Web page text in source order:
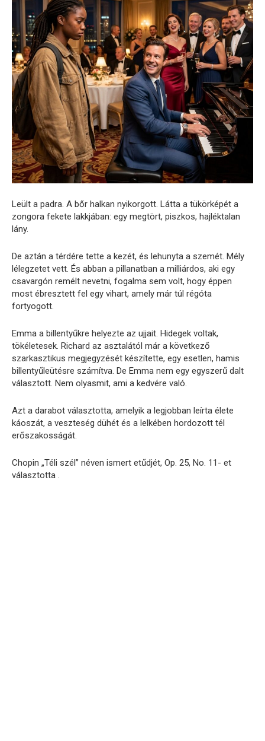
Leült a padra. A bőr halkan nyikorgott. Látta a tükörképét a
zongora fekete lakkjában: egy megtört, piszkos, hajléktalan
lány.
De aztán a térdére tette a kezét, és lehunyta a szemét. Mély
lélegzetet vett. És abban a pillanatban a milliárdos, aki egy
csavargón remélt nevetni, fogalma sem volt, hogy éppen
most ébresztett fel egy vihart, amely már túl régóta
fortyogott.
Emma a billentyűkre helyezte az ujjait. Hidegek voltak,
tökéletesek. Richard az asztalától már a következő
szarkasztikus megjegyzését készítette, egy esetlen, hamis
billentyűleütésre számítva. De Emma nem egy egyszerű dalt
választott. Nem olyasmit, ami a kedvére való.
Azt a darabot választotta, amelyik a legjobban leírta élete
káoszát, a veszteség dühét és a lelkében hordozott tél
erőszakosságát.
Chopin „Téli szél” néven ismert etűdjét, Op. 25, No. 11- et
választotta .